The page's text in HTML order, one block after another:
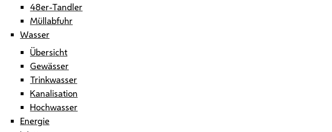
48er-Tandler
Müllabfuhr
Wasser
Übersicht
Gewässer
Trinkwasser
Kanalisation
Hochwasser
Energie